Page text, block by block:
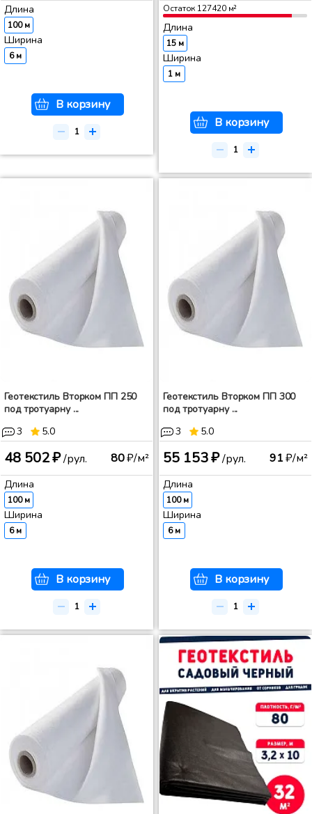
Длина
100 м
Ширина
6 м
В корзину
Остаток 127420м²
Длина
15 м
Ширина
1 м
В корзину
Геотекстиль Вторком ПП 250
под тротуарну ...
3
5.0
48 502 ₽/рул. 80₽/м²
Длина
100 м
Ширина
6 м
В корзину
Геотекстиль Вторком ПП 300
под тротуарну ...
3
5.0
55 153 ₽/рул. 91₽/м²
Длина
100 м
Ширина
6 м
В корзину